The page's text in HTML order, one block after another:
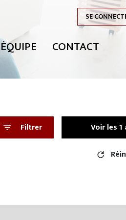
SE
CONTACT
Filtrer Voir les1